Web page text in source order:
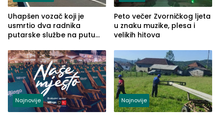
Uhapšen vozač koji je
usmrtio dva radnika
putarske službe na putu
(FOTO)
Peto večer Zvorničkog ljeta
u znaku muzike, plesa i
velikih hitova
Najnovije Najnovije